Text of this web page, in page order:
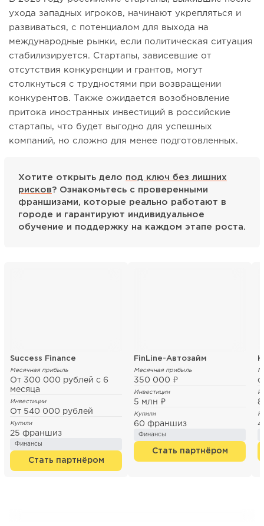
ухода западных игроков, начинают укрепляться и
развиваться, с потенциалом для выхода на
международные рынки, если политическая ситуация
стабилизируется. Стартапы, зависевшие от
отсутствия конкуренции и грантов, могут
столкнуться с трудностями при возвращении
конкурентов. Также ожидается возобновление
притока иностранных инвестиций в российские
стартапы, что будет выгодно для успешных
компаний, но сложно для менее подготовленных.
Хотите открыть дело под ключ без лишних
рисков? Ознакомьтесь с проверенными
франшизами, которые реально работают в
городе и гарантируют индивидуальное
обучение и поддержку на каждом этапе роста.
Success Finance
Месячная прибыль
От 300 000 рублей с 6
месяца
Инвестиции
От 540 000 рублей
Купили
25 франшиз
Финансы
Стать партнёром
FinLine-Автозайм
Месячная прибыль
350 000 ₽
Инвестиции
5 млн ₽
Купили
60 франшиз
Финансы
Стать партнёром